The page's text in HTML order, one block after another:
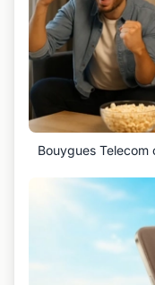
Bouygues